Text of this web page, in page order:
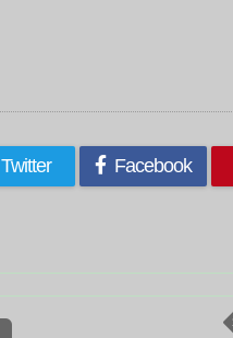
Twitter Facebook